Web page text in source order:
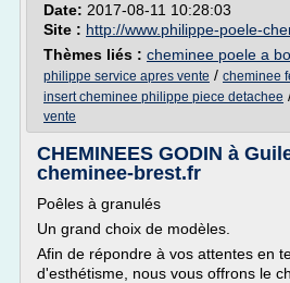
Date: 2017-08-11 10:28:03
Site : http://www.philippe-poele-
Thèmes liés : cheminee poele a
philippe service apres vente / cheminee
insert cheminee philippe piece detachee
vente
CHEMINEES GODIN à
cheminee-brest.fr
Poêles à granulés
Un grand choix de modèles.
Afin de répondre à vos attentes en
d'esthétisme, nous vous offrons le